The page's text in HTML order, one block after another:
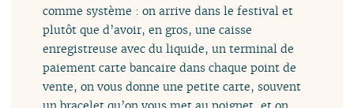
comme système : on arrive dans le festival et
plutôt que d’avoir, en gros, une caisse
enregistreuse avec du liquide, un terminal de
paiement carte bancaire dans chaque point de
vente, on vous donne une petite carte, souvent
un bracelet qu’on vous met au poignet, et on